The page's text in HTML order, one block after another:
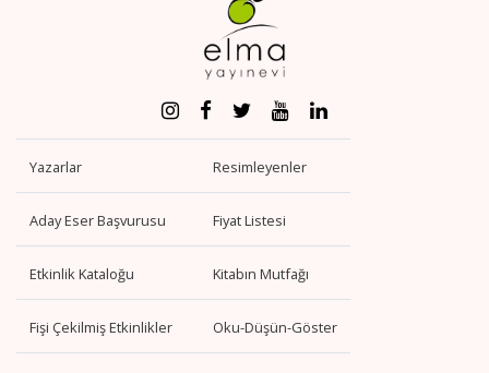
Yazarlar Resimleyenler
Aday Eser Başvurusu Fiyat Listesi
Etkinlik Kataloğu Kitabın Mutfağı
Fişi Çekilmiş Etkinlikler Oku-Düşün-Göster